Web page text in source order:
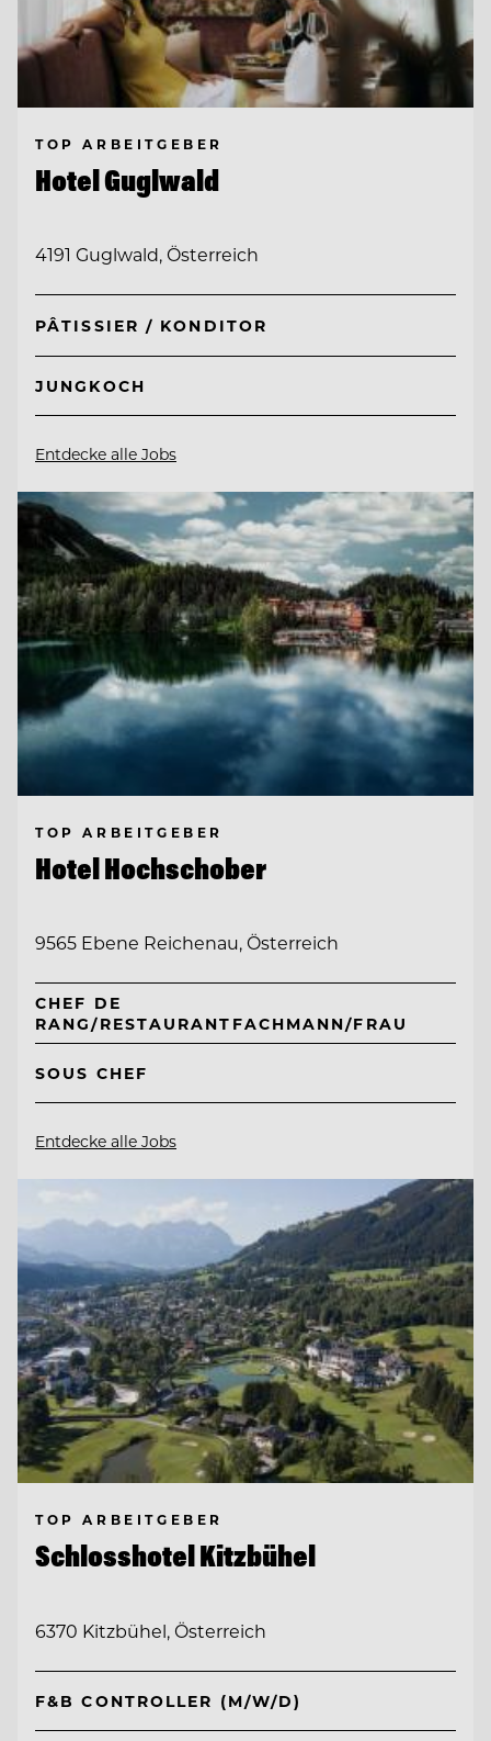
TOP ARBEITGEBER
Hotel Guglwald
4191 Guglwald, Österreich
PÂTISSIER / KONDITOR
JUNGKOCH
Entdecke alle Jobs
TOP ARBEITGEBER
Hotel Hochschober
9565 Ebene Reichenau, Österreich
CHEF DE
RANG/RESTAURANTFACHMANN/FRAU
SOUS CHEF
Entdecke alle Jobs
TOP ARBEITGEBER
Schlosshotel Kitzbühel
6370 Kitzbühel, Österreich
F&B CONTROLLER (M/W/D)